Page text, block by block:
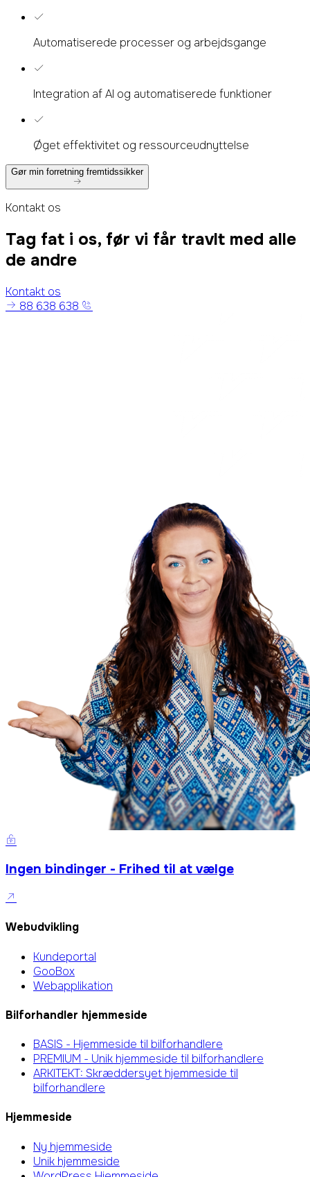
Automatiserede processer og arbejdsgange
Integration af AI og automatiserede funktioner
Øget effektivitet og ressourceudnyttelse
Gør min forretning fremtidssikker
Kontakt os
Tag fat i os, før vi får travlt med alle
de andre
Kontakt os
88 638 638
Ingen bindinger - Frihed til at vælge
Webudvikling
Kundeportal
GooBox
Webapplikation
Bilforhandler hjemmeside
BASIS - Hjemmeside til bilforhandlere
PREMIUM - Unik hjemmeside til bilforhandlere
ARKITEKT: Skræddersyet hjemmeside til
bilforhandlere
Hjemmeside
Ny hjemmeside
Unik hjemmeside